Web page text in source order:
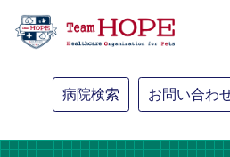
病院検索 お問い合わ